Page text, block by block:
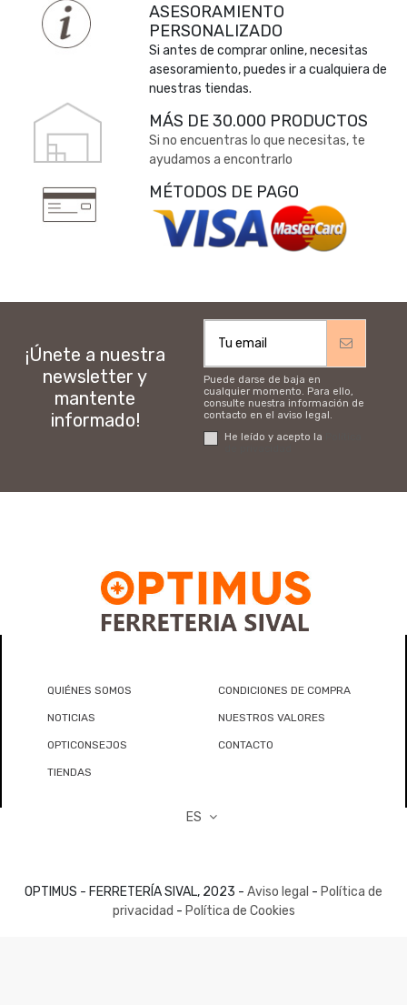
ASESORAMIENTO
PERSONALIZADO
Si antes de comprar online, necesitas
asesoramiento, puedes ir a cualquiera de
nuestras tiendas.
MÁS DE 30.000 PRODUCTOS
Si no encuentras lo que necesitas, te
ayudamos a encontrarlo
MÉTODOS DE PAGO
¡Únete a nuestra
newsletter y
mantente
informado!
Puede darse de baja en
cualquier momento. Para ello,
consulte nuestra información de
contacto en el aviso legal.
He leído y acepto la
QUIÉNES SOMOS CONDICIONES DE COMPRA
NOTICIAS NUESTROS VALORES
OPTICONSEJOS CONTACTO
TIENDAS
ES
OPTIMUS - FERRETERÍA SIVAL, 2023 - Aviso legal - Política de
privacidad - Política de Cookies